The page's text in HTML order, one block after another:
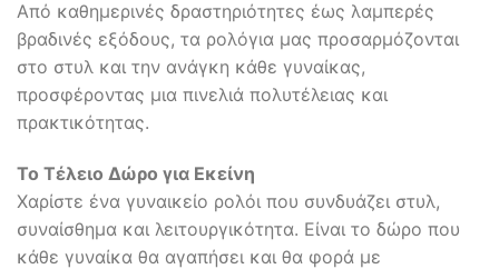
Από καθημερινές δραστηριότητες έως λαμπερές
βραδινές εξόδους, τα ρολόγια μας προσαρμόζονται
στο στυλ και την ανάγκη κάθε γυναίκας,
προσφέροντας μια πινελιά πολυτέλειας και
πρακτικότητας.
Το Τέλειο Δώρο για Εκείνη
Χαρίστε ένα γυναικείο ρολόι που συνδυάζει στυλ,
συναίσθημα και λειτουργικότητα. Είναι το δώρο που
κάθε γυναίκα θα αγαπήσει και θα φορά με